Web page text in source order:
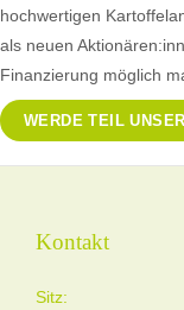
hochwertigen
als neuen
Finanzierung möglich
WERDE TEIL
Kontakt
Sitz: